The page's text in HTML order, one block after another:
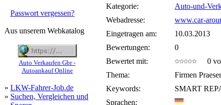
Passwort vergessen?
Aus unserem Webkatalog
Auto Verkaufen Gbr -
Autoankauf Online
» LKW-Fahrer-Job.de
» Suchen, Vergleichen und
Kategorie:
Auto-und-
Webadresse:
www.car-
Eingetragen am:
10.03.2013
Bewertungen:
0
Bewertet mit:
0
Thema:
Firmen
Keywords:
SMART
Sprachen: